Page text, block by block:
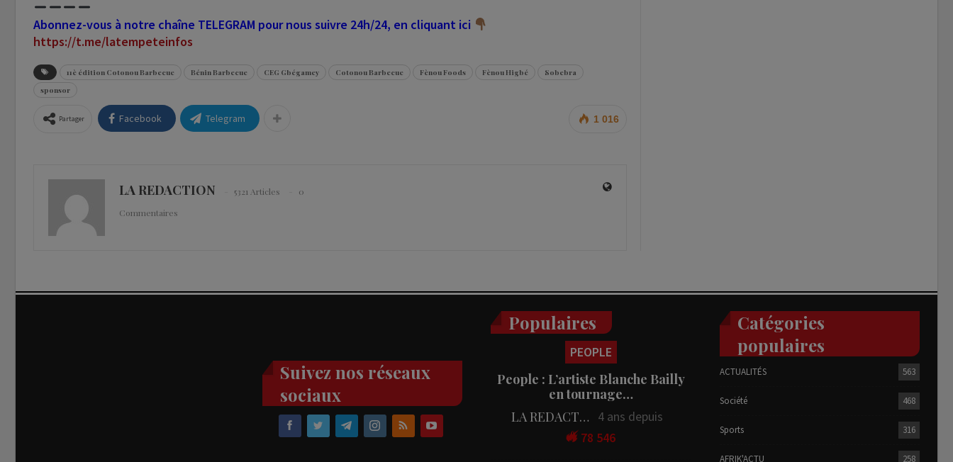
Abonnez-vous à notre chaîne TELEGRAM pour nous suivre 24h/24, en cliquant ici
https://t.me/latempeteinfos
11è édition Cotonou Barbecue Bénin Barbecue CEG Gbégamey Cotonou Barbecue Fènou Foods Fènou Higbé
Sobebra
sponsor
1 016
Partager Facebook Telegram
LA REDACTION 5321 Articles
0
Commentaires
Suivez nos réseaux
sociaux
Populaires
PEOPLE
People : L’artiste Blanche Bailly
en tournage…
LA REDACTION
4 ans depuis
78 546
Catégories
populaires
ACTUALITÉS 563
Société 468
Sports 316
AFRIK'ACTU 258